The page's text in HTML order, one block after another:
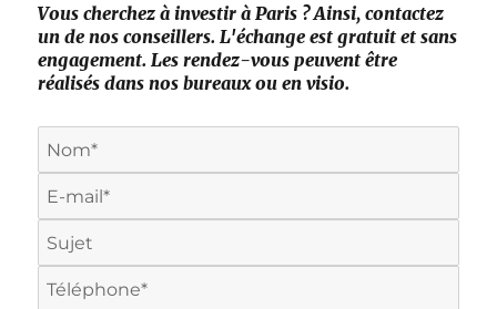
Vous cherchez à investir à Paris ? Ainsi, contactez
un de nos conseillers. L'échange est gratuit et sans
engagement. Les rendez-vous peuvent être
réalisés dans nos bureaux ou en visio.